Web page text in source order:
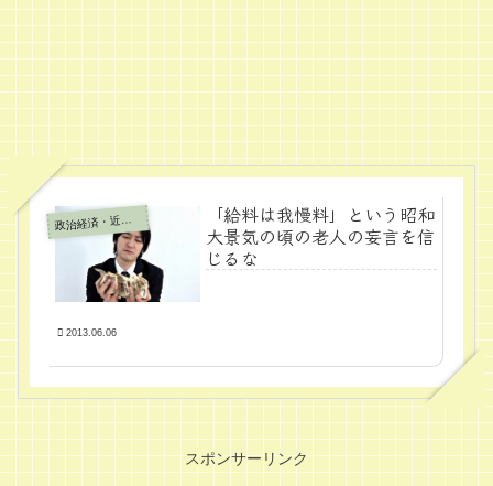
政
治経済・近代学問
「給料は我慢料」という昭和
大景気の頃の老人の妄言を信
じるな
2013.06.06
スポンサーリンク